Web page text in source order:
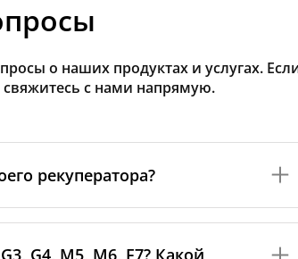
о наших продуктах и услугах.
свяжитесь с нами напрямую.
рекуператора?
Если модель неизвестна,
G4, M5, M6, F7? Какой